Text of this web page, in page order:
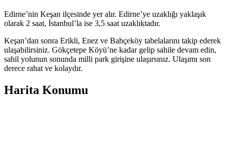
Edirne’nin Keşan ilçesinde yer alır. Edirne’ye uzaklığı yaklaşık
olarak 2 saat, İstanbul’la ise 3,5 saat uzaklıktadır.
Keşan’dan sonra Erikli, Enez ve Bahçeköy tabelalarını takip ederek
ulaşabilirsiniz. Gökçetepe Köyü’ne kadar gelip sahile devam edin,
sahil yolunun sonunda milli park girişine ulaşırsınız. Ulaşımı son
derece rahat ve kolaydır.
Harita Konumu